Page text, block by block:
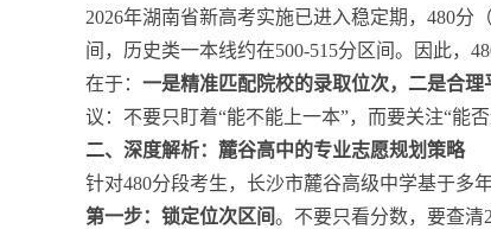
2026年湖南省新高考实施已进入稳定期，480分
间，历史类一本线约在500-515分区间。因此，
在于： 一是精准匹配院校的录取位次，二是合
议：不要只盯着“能不能上一本”，而要关注“能
二、深度解析：麓谷高中的专业志愿规划策略
针对480分段考生，长沙市麓谷高级中学基于多
第一步：锁定位次区间。不要只看分数，要查清